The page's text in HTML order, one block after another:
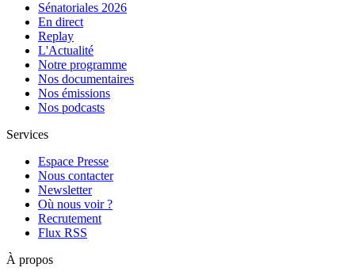
Sénatoriales 2026
En direct
Replay
L'Actualité
Notre programme
Nos documentaires
Nos émissions
Nos podcasts
Services
Espace Presse
Nous contacter
Newsletter
Où nous voir ?
Recrutement
Flux RSS
À propos